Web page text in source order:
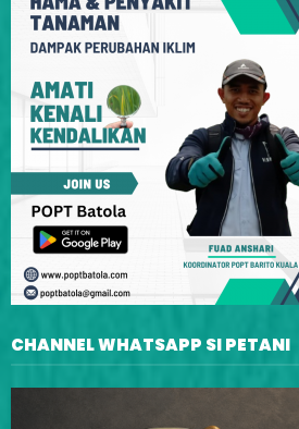
CHANNEL WHATSAPP SI PETANI